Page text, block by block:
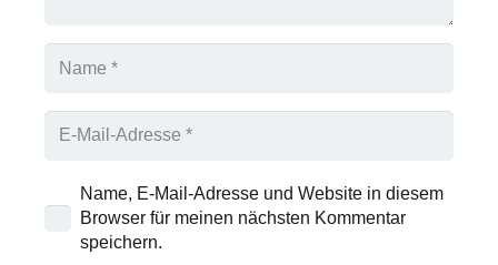
Name, E-Mail-Adresse und Website in diesem
Browser für meinen nächsten Kommentar
speichern.